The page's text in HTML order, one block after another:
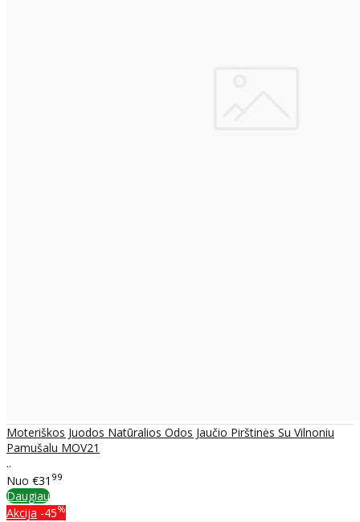
Moteriškos Juodos Natūralios Odos Jaučio Pirštinės Su Vilnoniu
Pamušalu MOV21
..
Nuo €31 99
Daugiau
Akcija -45%